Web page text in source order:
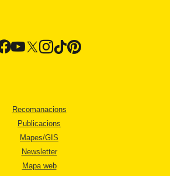
Recomanacions
Publicacions
Mapes/GIS
Newsletter
Mapa web